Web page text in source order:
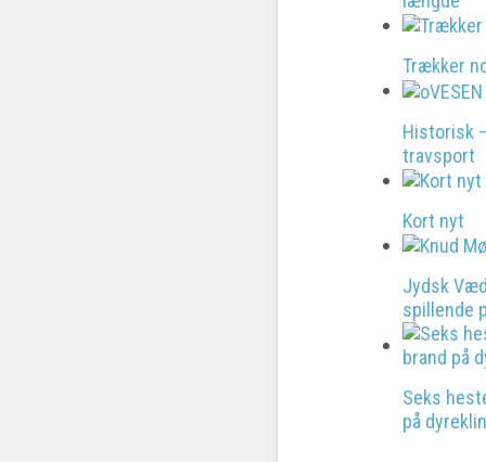
Trækker
Historisk
travsport
Kort nyt
Jydsk
spillende
Seks
på